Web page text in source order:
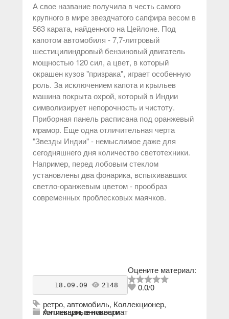
А свое название получила в честь самого
крупного в мире звездчатого сапфира весом в
563 карата, найденного на Цейлоне. Под
капотом автомобиля - 7,7-литровый
шестицилиндровый бензиновый двигатель
мощностью 120 сил, а цвет, в который
окрашен кузов "призрака", играет особенную
роль. За исключением капота и крыльев
машина покрыта охрой, который в Индии
символизирует непорочность и чистоту.
Приборная панель расписана под оранжевый
мрамор. Еще одна отличительная черта
"Звезды Индии" - немыслимое даже для
сегодняшнего дня количество светотехники.
Например, перед лобовым стеклом
установлены два фонарика, вспыхивавших
светло-оранжевым цветом - прообраз
современных проблесковых маячков.
Оцените материал:
0.0/0
    18.09.09
2148 antikvarius
ретро, автомобиль, Коллекционер,
коллекция,антиквариат
Антикварные новости